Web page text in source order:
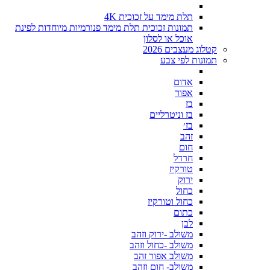
תלת מימד על זכוכית 4K
תמונות זכוכית תלת מימד פנורמיות מיוחדות לפינת
אוכל או לסלון
קטלוג מעצבים 2026
תמונות לפי צבע
אדום
אפור
בז
בז וניטרליים
בז׳
זהב
חום
חרדל
טורקיז
ירוק
כחול
כחול וטורקיז
כתום
לבן
משולב -ירוק וזהב
משולב -כחול וזהב
משולב אפור זהב
משולב- חום וזהב